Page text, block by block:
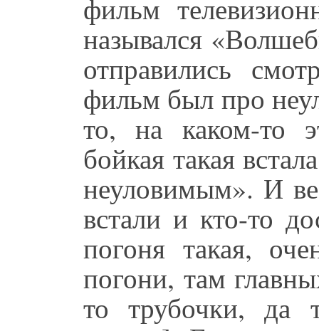
фильм
назывался
отправились
фильм был про
то, на каком-то
бойкая такая
неуловимым». И
встали и кто-то
погоня такая,
погони, там
то трубочки, да